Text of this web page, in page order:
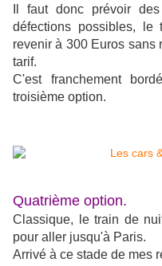
Il faut donc prévoir
défections possibles,
revenir à 300 Euros sans
tarif.
C'est franchement
troisième option.
Quatrième option.
Classique, le train de
pour aller jusqu'à Paris.
Arrivé à ce stade de mes